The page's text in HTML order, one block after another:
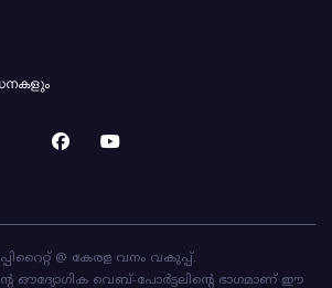
@ കേരള വനം വകുപ്പ്.
ഔദ്യോഗിക വെബ്-പോർട്ടലിന്റെ ഭാഗമാണ് ഈ